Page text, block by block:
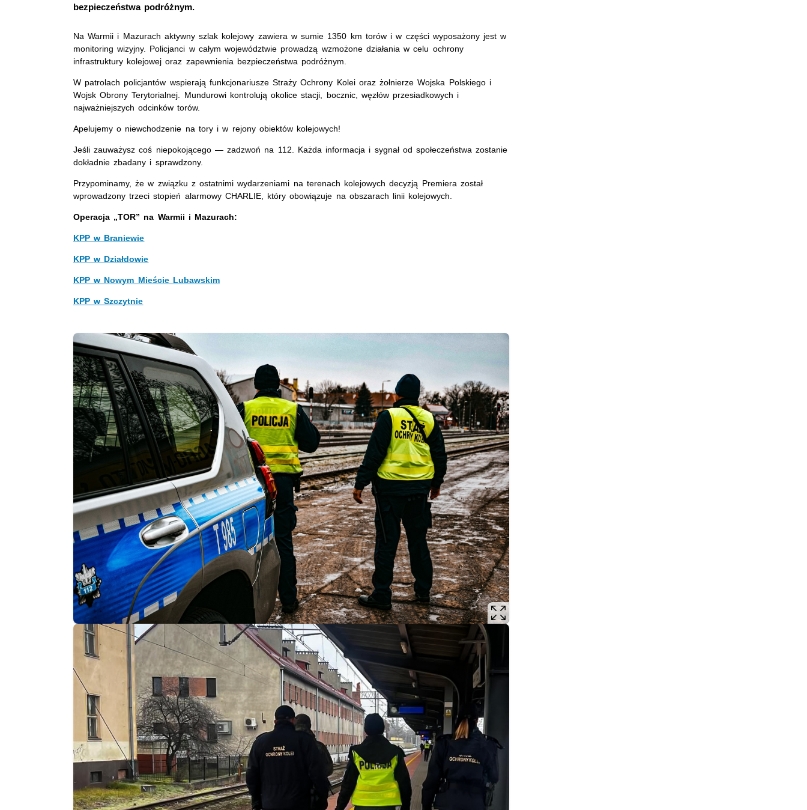
bezpieczeństwa podróżnym.
Na Warmii i Mazurach aktywny szlak kolejowy zawiera w sumie 1350 km torów i w części wyposażony jest w
monitoring wizyjny. Policjanci w całym województwie prowadzą wzmożone działania w celu ochrony
infrastruktury kolejowej oraz zapewnienia bezpieczeństwa podróżnym.
W patrolach policjantów wspierają funkcjonariusze Straży Ochrony Kolei oraz żołnierze Wojska Polskiego i
Wojsk Obrony Terytorialnej. Mundurowi kontrolują okolice stacji, bocznic, węzłów przesiadkowych i
najważniejszych odcinków torów.
Apelujemy o niewchodzenie na tory i w rejony obiektów kolejowych!
Jeśli zauważysz coś niepokojącego — zadzwoń na 112. Każda informacja i sygnał od społeczeństwa zostanie
dokładnie zbadany i sprawdzony.
Przypominamy, że w związku z ostatnimi wydarzeniami na terenach kolejowych decyzją Premiera został
wprowadzony trzeci stopień alarmowy CHARLIE, który obowiązuje na obszarach linii kolejowych.
Operacja „TOR” na Warmii i Mazurach:
KPP w Braniewie
KPP w Działdowie
KPP w Nowym Mieście Lubawskim
KPP w Szczytnie